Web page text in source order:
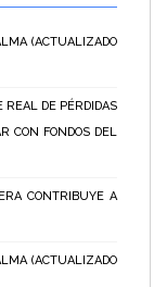
(ACTUALIZADO
DE PÉRDIDAS
CON FONDOS DEL
CONTRIBUYE A
(ACTUALIZADO